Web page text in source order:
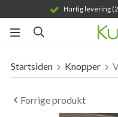
Hurtig levering
Produktet er
Startsiden Knopper
Forrige produkt